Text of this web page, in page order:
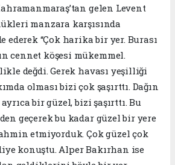
gelen Levent
manzara karşısında
ederek “Çok harika bir yer. Burası
cennet köşesi mükemmel.
değdi. Gerek havası yeşilliği
olması bizi çok şaşırttı. Dağın
bir güzel, bizi şaşırttı. Bu
geçerek bu kadar güzel bir yere
etmiyorduk. Çok güzel çok
konuştu. Alper Bakırhan ise